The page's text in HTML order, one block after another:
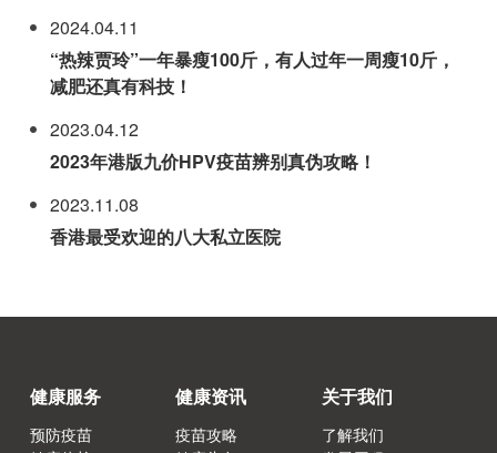
2024.04.11
“热辣贾玲”一年暴瘦100斤，有人过年一周瘦10斤，
减肥还真有科技！
2023.04.12
2023年港版九价HPV疫苗辨别真伪攻略！
2023.11.08
香港最受欢迎的八大私立医院
健康服务
预防疫苗
健康资讯
疫苗攻略
关于我们
了解我们